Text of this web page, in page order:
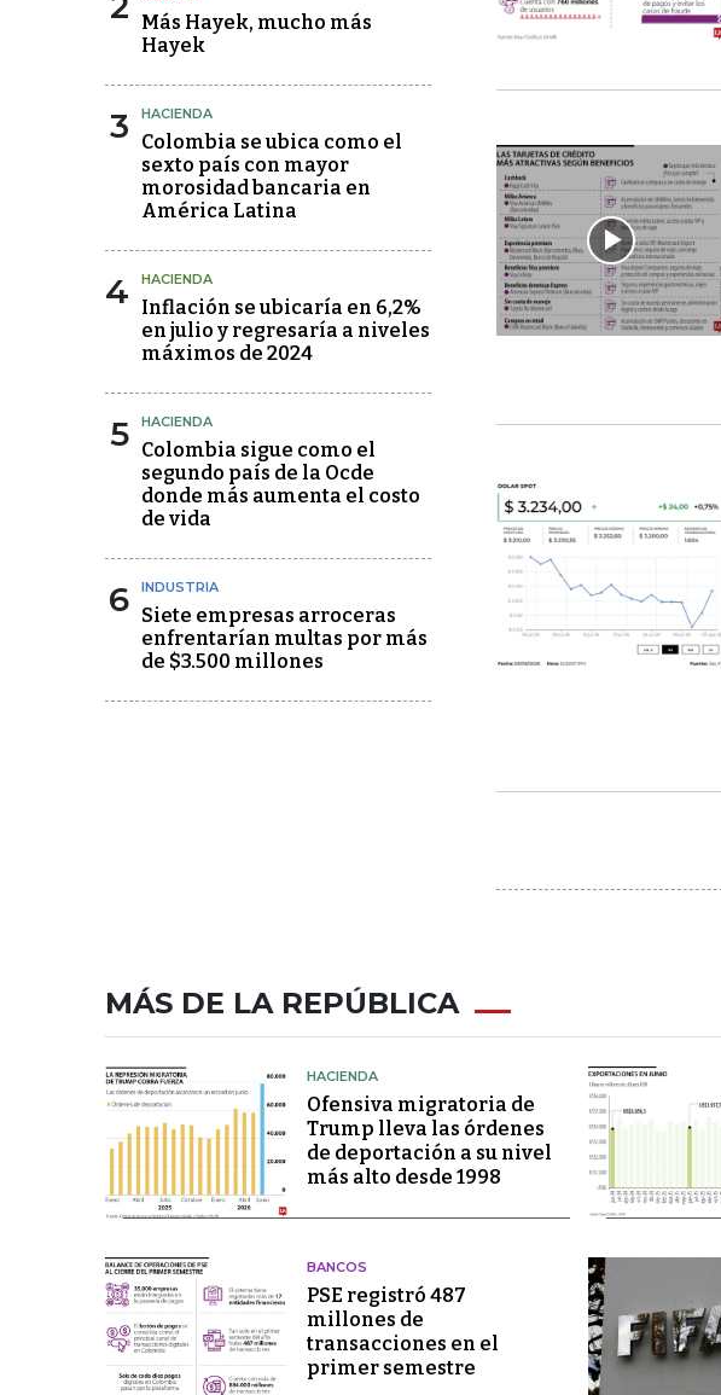
Más Hayek, mucho más
Hayek
3 HACIENDA
Colombia se ubica como el
sexto país con mayor
morosidad bancaria en
América Latina
4 HACIENDA
Inflación se ubicaría en 6,2%
en julio y regresaría a niveles
máximos de 2024
5 HACIENDA
Colombia sigue como el
segundo país de la Ocde
donde más aumenta el costo
de vida
6 INDUSTRIA
Siete empresas arroceras
enfrentarían multas por más
de $3.500 millones
MÁS DE LA REPÚBLICA
HACIENDA
Ofensiva migratoria de
Trump lleva las órdenes
de deportación a su nivel
más alto desde 1998
BANCOS
PSE registró 487
millones de
transacciones en el
primer semestre